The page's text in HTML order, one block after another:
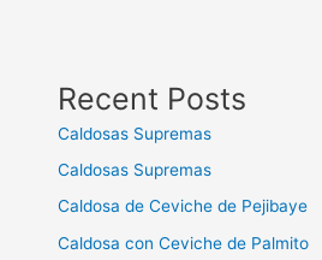
Recent Posts
Caldosas Supremas
Caldosas Supremas
Caldosa de Ceviche de Pejibaye
Caldosa con Ceviche de Palmito